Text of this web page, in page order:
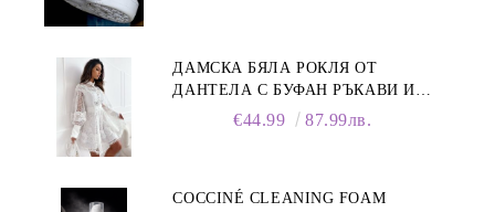
ДАМСКА БЯЛА РОКЛЯ ОТ
ДАНТЕЛА С БУФАН РЪКАВИ И
€44.99 87.99лв.
COCCINÉ CLEANING FOAM